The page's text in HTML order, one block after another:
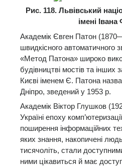
Рис. 118. Львівський
імені
Академік Євген Патон
швидкісного автоматичного
«Метод Патона» широко
будівництві мостів та інших
Києві іменем Є. Патона
Дніпро, зведений у 1953 р.
Академік Віктор Глушков
Україні епоху
поширення інформаційних
яких знання, накопичені
тисячоліть, стали
ними цікавиться й має